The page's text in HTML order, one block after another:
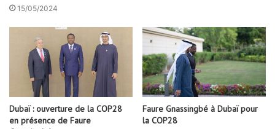
15/05/2024
Dubaï : ouverture de la COP28
en présence de Faure
Faure Gnassingbé à Dubaï pour
la COP28